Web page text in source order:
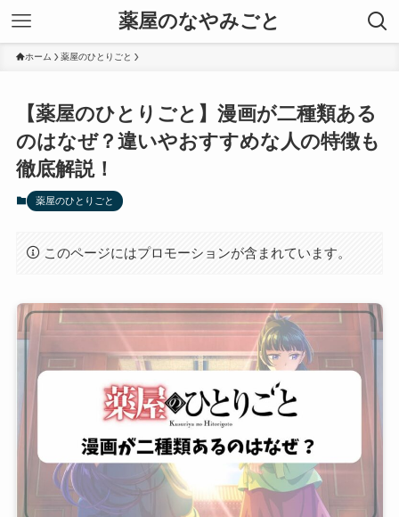
薬屋のなやみごと
ホーム 薬屋のひとりごと
【薬屋のひとりごと】漫画が二種類ある
のはなぜ？違いやおすすめな人の特徴も
徹底解説！
薬屋のひとりごと
このページにはプロモーションが含まれています。